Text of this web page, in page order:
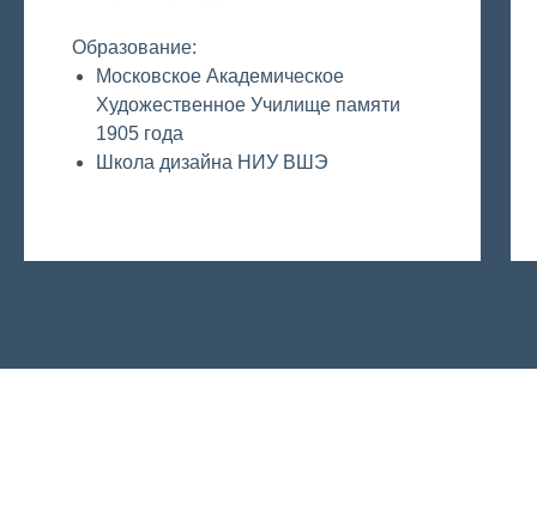
Образование:
Московское Академическое
Художественное Училище памяти
1905 года
Школа дизайна НИУ ВШЭ